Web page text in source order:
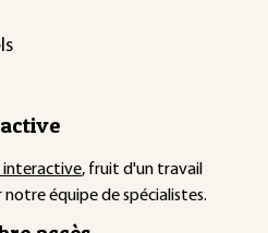
interactive, fruit d'un travail
équipe de spécialistes.